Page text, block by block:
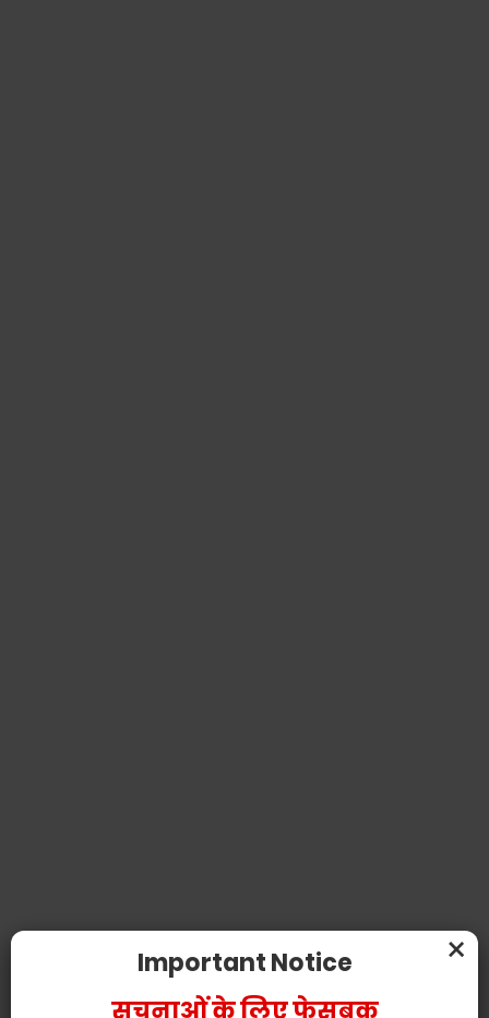
×
Important Notice
सूचनाओं के लिए फेसबुक